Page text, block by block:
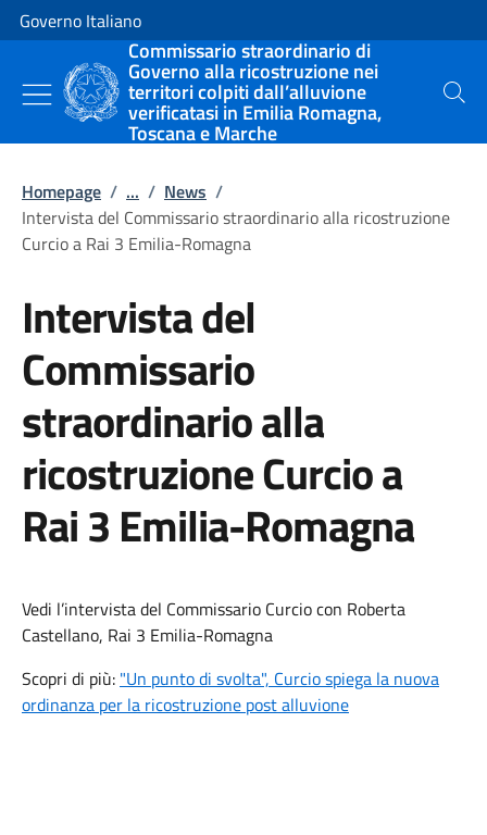
Vai al contenuto
Vai alla navigazione del sito
Governo Italiano
Commissario straordinario di
Governo alla ricostruzione nei
territori colpiti dall’alluvione
verificatasi in Emilia Romagna,
Toscana e Marche
Cerca
Homepage / ... / News /
Intervista del Commissario straordinario alla ricostruzione
Curcio a Rai 3 Emilia-Romagna
Intervista del
Commissario
straordinario alla
ricostruzione Curcio a
Rai 3 Emilia-Romagna
Vedi l’intervista del Commissario Curcio con Roberta
Castellano, Rai 3 Emilia-Romagna
Scopri di più: "Un punto di svolta", Curcio spiega la nuova
ordinanza per la ricostruzione post alluvione